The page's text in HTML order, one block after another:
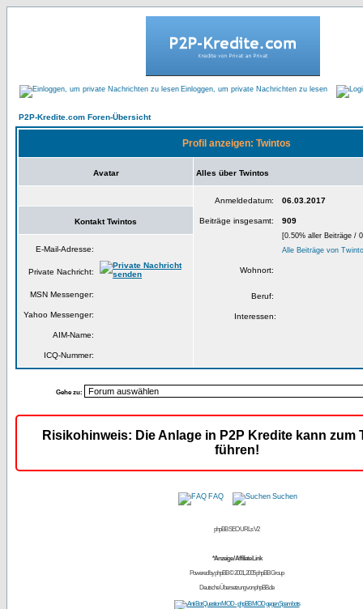
Einloggen, um private Nachrichten zu lesen
P2P-Kredite.com Foren-Übersicht
Profil anzeigen: Twintos
Avatar Alles über Twintos
Anmeldedatum: 06.03.2017
Beiträge insgesamt: 909
[0.50% aller Beiträge /
Alle Beiträge von
Wohnort:
Beruf:
Interessen:
Kontakt Twintos
E-Mail-Adresse:
Private Nachricht:
MSN Messenger:
Yahoo Messenger:
AIM-Name:
ICQ-Nummer:
Gehe zu:
Risikohinweis: Die Anlage in P2P Kredite kann zum
führen!
FAQ Suchen
phpBB SEO URLs V2
*Anzeige / Affiliate Link
Powered byphpBB© 2001, 2005 phpBB Group
Deutsche Übersetzung vonphpBB.de